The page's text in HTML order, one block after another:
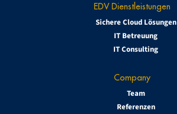
EDV Dienstleistungen
Sichere Cloud Lösungen
IT Betreuung
IT Consulting
Company
Team
Referenzen